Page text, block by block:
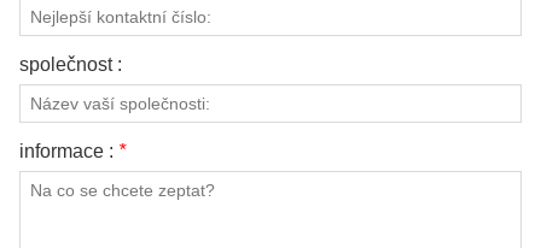
společnost :
informace : *